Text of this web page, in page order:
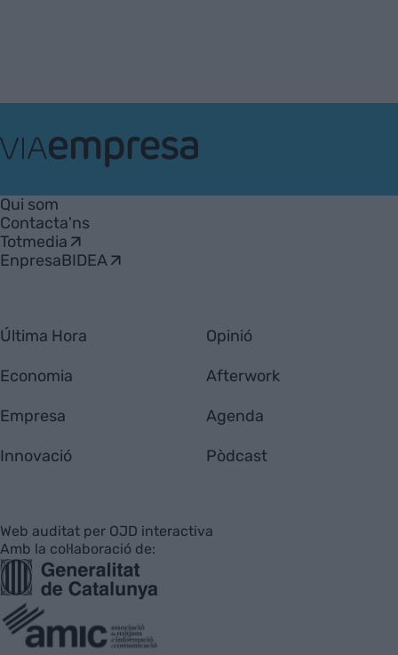
Empresa
Qui som
Contacta'ns
Totmedia
EnpresaBIDEA
Última Hora
Economia
Empresa
Innovació
Opinió
Afterwork
Agenda
Pòdcast
Web auditat per OJD interactiva
Amb la col·laboració de: